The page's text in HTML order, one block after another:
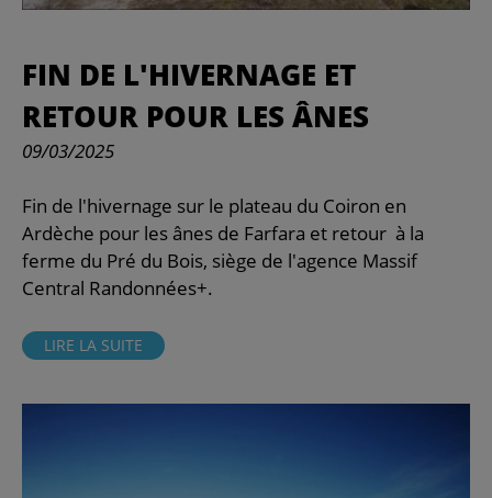
FIN DE L'HIVERNAGE ET
RETOUR POUR LES ÂNES
09/03/2025
Fin de l'hivernage sur le plateau du Coiron en
Ardèche pour les ânes de Farfara et retour à la
ferme du Pré du Bois, siège de l'agence Massif
Central Randonnées+.
LIRE LA SUITE